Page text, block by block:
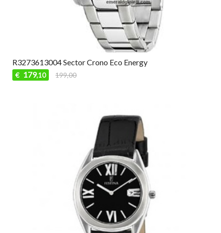
R3273613004 Sector Crono Eco Energy
€ 179,10 199,00